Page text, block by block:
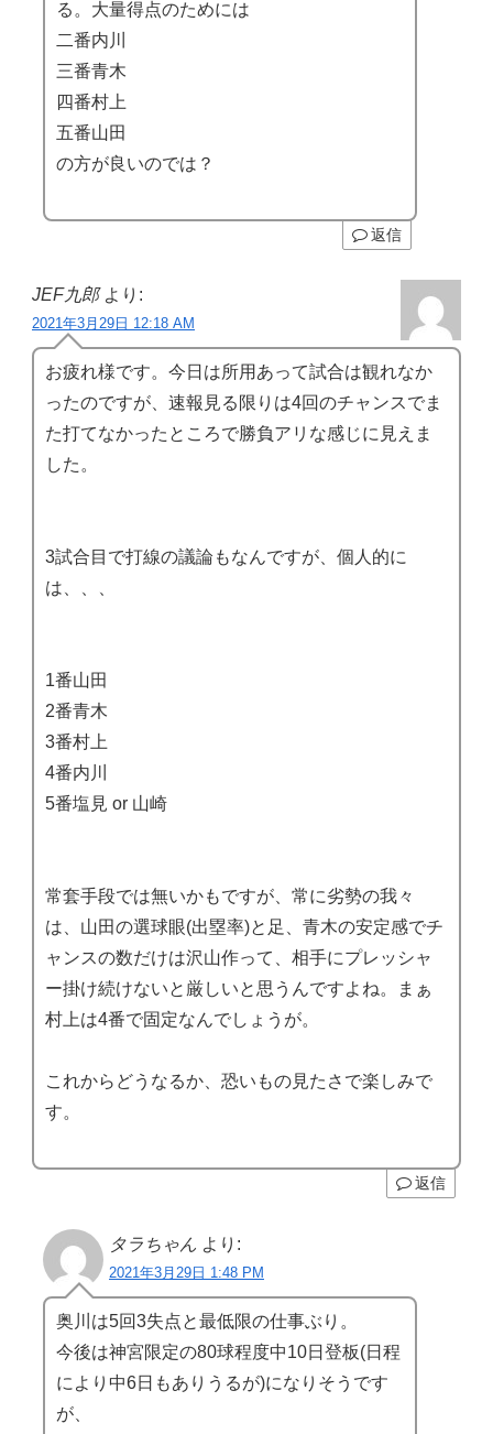
る。大量得点のためには
二番内川
三番青木
四番村上
五番山田
の方が良いのでは？
返信
JEF九郎 より:
2021年3月29日 12:18 AM
お疲れ様です。今日は所用あって試合は観れなか
ったのですが、速報見る限りは4回のチャンスでま
た打てなかったところで勝負アリな感じに見えま
した。
3試合目で打線の議論もなんですが、個人的に
は、、、
1番山田
2番青木
3番村上
4番内川
5番塩見 or 山崎
常套手段では無いかもですが、常に劣勢の我々
は、山田の選球眼(出塁率)と足、青木の安定感でチ
ャンスの数だけは沢山作って、相手にプレッシャ
ー掛け続けないと厳しいと思うんですよね。まぁ
村上は4番で固定なんでしょうが。
これからどうなるか、恐いもの見たさで楽しみで
す。
返信
タラちゃん より:
2021年3月29日 1:48 PM
奥川は5回3失点と最低限の仕事ぶり。
今後は神宮限定の80球程度中10日登板(日程
により中6日もありうるが)になりそうです
が、